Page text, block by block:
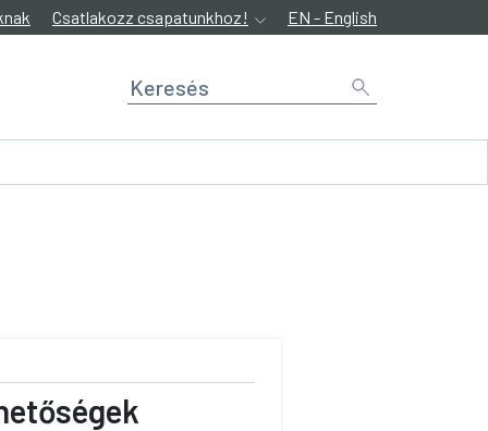
Csatlakozz csapatunkhoz! EN - English